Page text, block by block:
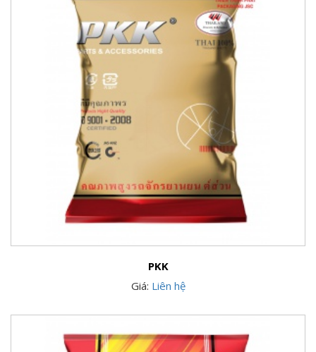
PKK
Giá: Liên hệ